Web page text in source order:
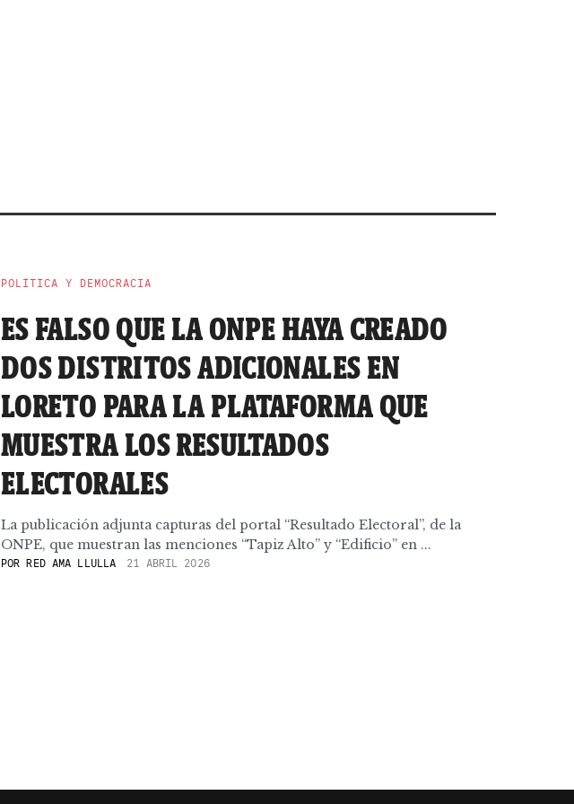
POLÍTICA Y DEMOCRACIA
ES FALSO QUE LA ONPE HAYA CREADO
DOS DISTRITOS ADICIONALES EN
LORETO PARA LA PLATAFORMA QUE
MUESTRA LOS RESULTADOS
ELECTORALES
La publicación adjunta capturas del portal “Resultado Electoral”, de la
ONPE, que muestran las menciones “Tapiz Alto” y “Edificio” en ...
POR RED AMA LLULLA 21 ABRIL 2026